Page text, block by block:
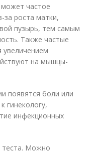
частое
за роста матки,
пузырь, тем самым
Также частые
увеличением
на мышцы-
появятся боли или
гинекологу,
инфекционных
теста. Можно